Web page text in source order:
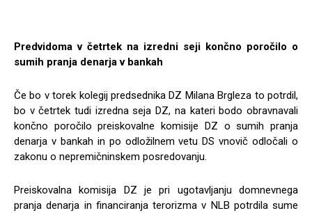
Predvidoma v četrtek na izredni seji končno poročilo o
sumih pranja denarja v bankah
Če bo v torek kolegij predsednika DZ Milana Brgleza to potrdil,
bo v četrtek tudi izredna seja DZ, na kateri bodo obravnavali
končno poročilo preiskovalne komisije DZ o sumih pranja
denarja v bankah in po odložilnem vetu DS vnovič odločali o
zakonu o nepremičninskem posredovanju.
Preiskovalna komisija DZ je pri ugotavljanju domnevnega
pranja denarja in financiranja terorizma v NLB potrdila sume